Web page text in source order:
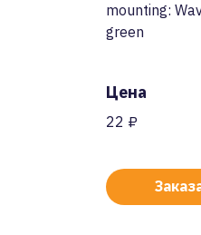
mounting:
green
Цена
22 ₽